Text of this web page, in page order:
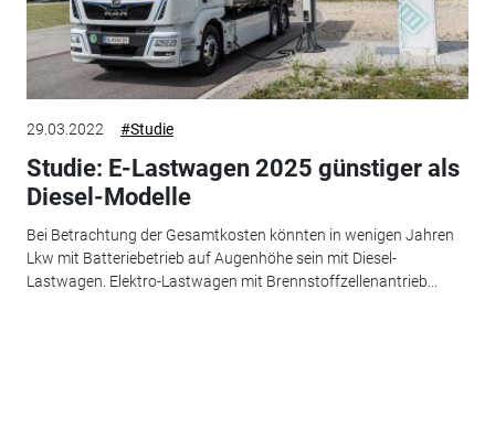
29.03.2022 #Studie
Studie: E-Lastwagen 2025 günstiger als
Diesel-Modelle
Bei Betrachtung der Gesamtkosten könnten in wenigen Jahren
Lkw mit Batteriebetrieb auf Augenhöhe sein mit Diesel-
Lastwagen. Elektro-Lastwagen mit Brennstoffzellenantrieb...